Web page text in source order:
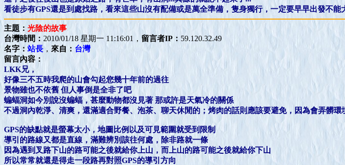
看徒步有GPS還是到處找路，看來這些山沒有配備或是萬全準備，隻身獨行，一定要早早出發不能
主題： 光陰的故事
台灣時間： 2010/01/18 星期一 11:16:01， 留言者IP： 59.120.32.49
名字：站長 ， 來自： 台灣
留言內容：
LKK兄，
好像三不五時我爬的山會勾起您幾十年前的過往
景物雖也不依舊 但人事倒是全非了吧
蝙蝠洞如今別說沒蝙蝠，甚麼動物都沒見著 那或許是天氣冷的關係
不過洞內乾淨、清爽，還滿適合野餐、泡茶、聊天休閒的；烤肉的話則應該要避免，因為會弄髒環
GPS的缺點就是螢幕太小，地圖比例以及可見範圍就受到限制
導引的路線又都是直線，滿難辨別該往何處，除非路就一條
因為遇到叉路下山的路可能之後就給你上山，而上山的路可能之後就給你下山
所以常常就還是得走一段路再對照GPS的導引方向